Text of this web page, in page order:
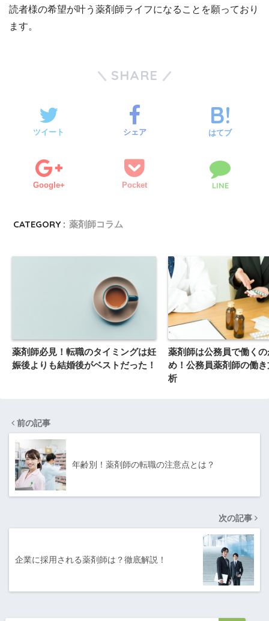
読者様の希望が叶う薬剤師ライフになることを願っており
ます。
SHARE
ツイート シェア はてブ
Google+ Pocket LINE
CATEGORY : 薬剤師コラム
薬剤師必見！転職のタイミングは妊
娠後よりも結婚後がベストだった！
薬剤師は公務員で働く
め！公務員薬剤師の働
析
前の記事
年齢別！薬剤師の転職の注意点とは？
次の記事
企業に採用される薬剤師は？徹底解説！